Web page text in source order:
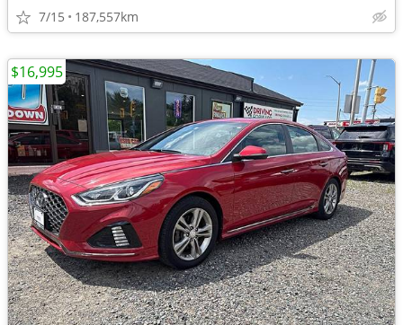
7/15 187,557km
$16,995